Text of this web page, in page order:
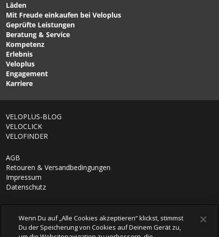
CHF 78.90 CHF 159.00
PRISTINE Damen-
Kurzarmtrikot Himalayan
Salt/Garnet Red von POC
CHF 159.00
Läden
Mit Freude einkaufen bei Veloplus
Geprüfte Leistungen
Beratung & Service
Kompetenz
Erlebnis
Veloplus
Engagement
Karriere
VELOPLUS-BLOG
VELOCLICK
VELOFINDER
AGB
Retouren & Versandbedingungen
Impressum
Datenschutz
Wenn Du auf „Alle Cookies akzeptieren“ klickst, stimmst
Du der Speicherung von Cookies auf Deinem Gerät zu,